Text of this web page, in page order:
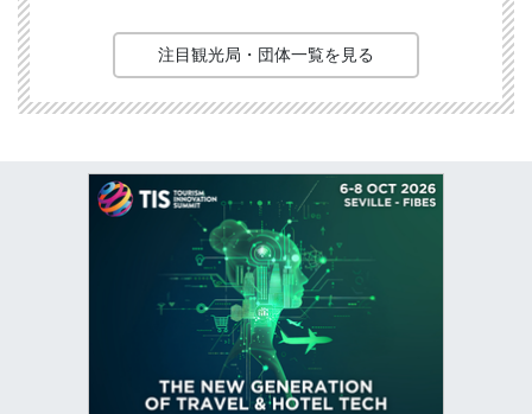
注目観光局・団体一覧を見る